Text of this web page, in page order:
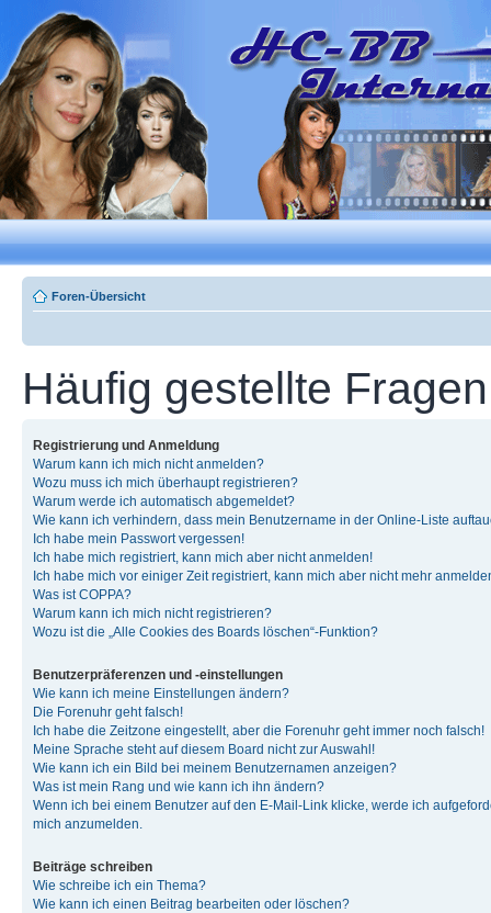
Foren-Übersicht
Häufig gestellte Fragen
Registrierung und Anmeldung
Warum kann ich mich nicht anmelden?
Wozu muss ich mich überhaupt registrieren?
Warum werde ich automatisch abgemeldet?
Wie kann ich verhindern, dass mein Benutzername in der Online-Liste
Ich habe mein Passwort vergessen!
Ich habe mich registriert, kann mich aber nicht anmelden!
Ich habe mich vor einiger Zeit registriert, kann mich aber nicht mehr
Was ist COPPA?
Warum kann ich mich nicht registrieren?
Wozu ist die „Alle Cookies des Boards löschen“-Funktion?
Benutzerpräferenzen und -einstellungen
Wie kann ich meine Einstellungen ändern?
Die Forenuhr geht falsch!
Ich habe die Zeitzone eingestellt, aber die Forenuhr geht immer noch falsch!
Meine Sprache steht auf diesem Board nicht zur Auswahl!
Wie kann ich ein Bild bei meinem Benutzernamen anzeigen?
Was ist mein Rang und wie kann ich ihn ändern?
Wenn ich bei einem Benutzer auf den E-Mail-Link klicke, werde ich
mich anzumelden.
Beiträge schreiben
Wie schreibe ich ein Thema?
Wie kann ich einen Beitrag bearbeiten oder löschen?